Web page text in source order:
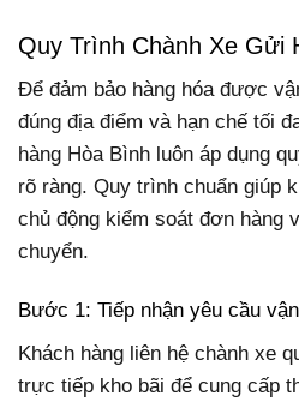
Quy Trình Chành Xe Gửi
Để đảm bảo hàng hóa được
đúng địa điểm và hạn chế tối
hàng Hòa Bình luôn áp dụng
rõ ràng. Quy trình chuẩn giúp
chủ động kiểm soát đơn hàng
chuyển.
Bước 1: Tiếp nhận yêu cầu
Khách hàng liên hệ chành xe
trực tiếp kho bãi để cung cấp